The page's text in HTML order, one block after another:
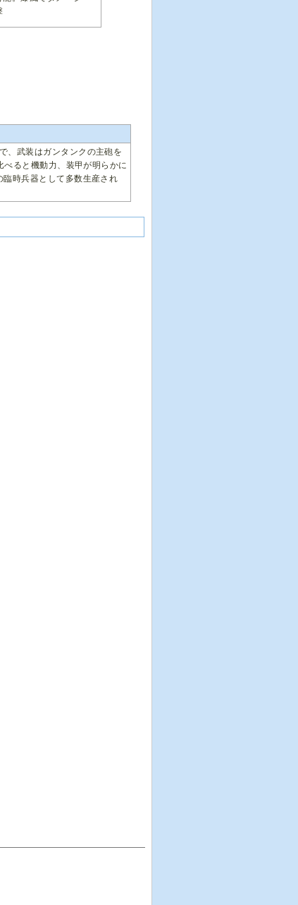
、武装はガンタンクの主砲を
ると機動力、装甲が明らかに
時兵器として多数生産され